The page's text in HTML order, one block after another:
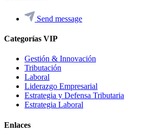
Send message
Categorías VIP
Gestión & Innovación
Tributación
Laboral
Liderazgo Empresarial
Estrategia y Defensa Tributaria
Estrategia Laboral
Enlaces